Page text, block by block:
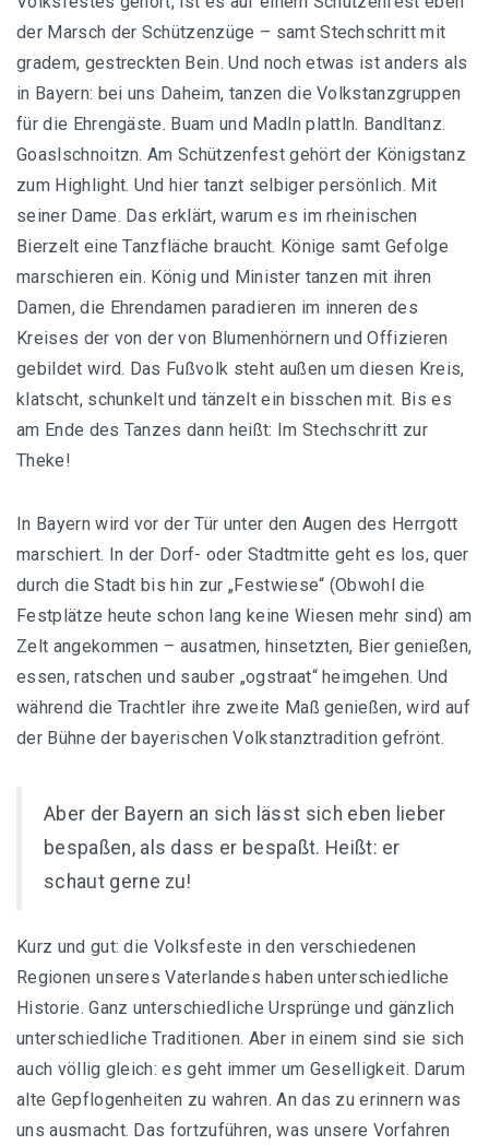
der Marsch der Schützenzüge – samt Stechschritt mit
gradem, gestreckten Bein. Und noch etwas ist anders als
in Bayern: bei uns Daheim, tanzen die Volkstanzgruppen
für die Ehrengäste. Buam und Madln plattln. Bandltanz.
Goaslschnoitzn. Am Schützenfest gehört der Königstanz
zum Highlight. Und hier tanzt selbiger persönlich. Mit
seiner Dame. Das erklärt, warum es im rheinischen
Bierzelt eine Tanzfläche braucht. Könige samt Gefolge
marschieren ein. König und Minister tanzen mit ihren
Damen, die Ehrendamen paradieren im inneren des
Kreises der von der von Blumenhörnern und Offizieren
gebildet wird. Das Fußvolk steht außen um diesen Kreis,
klatscht, schunkelt und tänzelt ein bisschen mit. Bis es
am Ende des Tanzes dann heißt: Im Stechschritt zur
Theke!
In Bayern wird vor der Tür unter den Augen des Herrgott
marschiert. In der Dorf- oder Stadtmitte geht es los, quer
durch die Stadt bis hin zur „Festwiese“ (Obwohl die
Festplätze heute schon lang keine Wiesen mehr sind) am
Zelt angekommen – ausatmen, hinsetzten, Bier genießen,
essen, ratschen und sauber „ogstraat“ heimgehen. Und
während die Trachtler ihre zweite Maß genießen, wird auf
der Bühne der bayerischen Volkstanztradition gefrönt.
Aber der Bayern an sich lässt sich eben lieber
bespaßen, als dass er bespaßt. Heißt: er
schaut gerne zu!
Kurz und gut: die Volksfeste in den verschiedenen
Regionen unseres Vaterlandes haben unterschiedliche
Historie. Ganz unterschiedliche Ursprünge und gänzlich
unterschiedliche Traditionen. Aber in einem sind sie sich
auch völlig gleich: es geht immer um Geselligkeit. Darum
alte Gepflogenheiten zu wahren. An das zu erinnern was
uns ausmacht. Das fortzuführen, was unsere Vorfahren